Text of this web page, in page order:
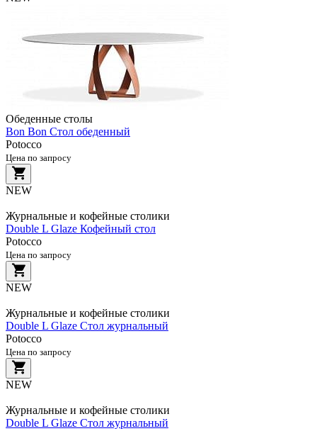
Обеденные столы
Bon Bon Стол обеденный
Potocco
Цена по запросу
NEW
Журнальные и кофейные столики
Double L Glaze Кофейный стол
Potocco
Цена по запросу
NEW
Журнальные и кофейные столики
Double L Glaze Стол журнальный
Potocco
Цена по запросу
NEW
Журнальные и кофейные столики
Double L Glaze Стол журнальный